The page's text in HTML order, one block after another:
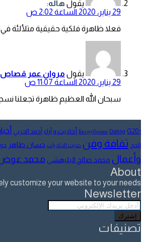
يقول هاله:
29 يناير، 2020 الساعة 2:02 ص
فعلا ظاهرة فلكية حقيقية متلألئة في
يقول مروان عمر قصاص
29 يناير، 2020 الساعة 11:07 ص
سبحان الله العظيم ظاهرة تجعلنا
! Без рубрики
Dating G20 أحاديث و آراء أحمد الحربي
الحج ثقافة وفن حديث الذكريات حسان طاهر
وأعمال محمد صالح البليهشي محمد عوض
About
customize your website to your needs.
Newsletter
أدخل
بريدك
الإلكتروني
تصنيفات